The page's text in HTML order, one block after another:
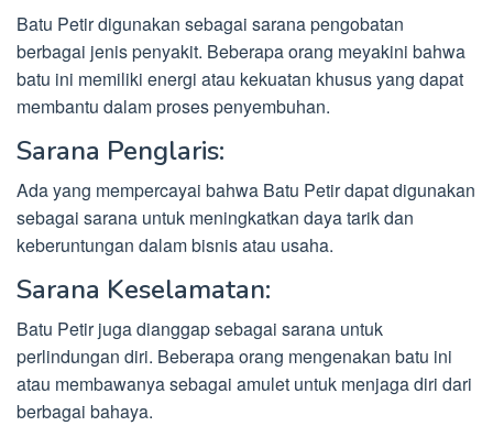
Batu Petir digunakan sebagai sarana pengobatan
berbagai jenis penyakit. Beberapa orang meyakini bahwa
batu ini memiliki energi atau kekuatan khusus yang dapat
membantu dalam proses penyembuhan.
Sarana Penglaris:
Ada yang mempercayai bahwa Batu Petir dapat digunakan
sebagai sarana untuk meningkatkan daya tarik dan
keberuntungan dalam bisnis atau usaha.
Sarana Keselamatan:
Batu Petir juga dianggap sebagai sarana untuk
perlindungan diri. Beberapa orang mengenakan batu ini
atau membawanya sebagai amulet untuk menjaga diri dari
berbagai bahaya.